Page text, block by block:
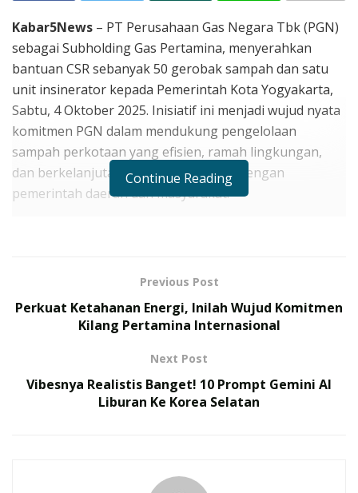
Kabar5News – PT Perusahaan Gas Negara Tbk (PGN)
sebagai Subholding Gas Pertamina, menyerahkan
bantuan CSR sebanyak 50 gerobak sampah dan satu
unit insinerator kepada Pemerintah Kota Yogyakarta,
Sabtu, 4 Oktober 2025. Inisiatif ini menjadi wujud nyata
komitmen PGN dalam mendukung pengelolaan
sampah perkotaan yang efisien, ramah lingkungan,
dan berkelanjutan melalui kolaborasi dengan
pemerintah daerah dan masyarakat.
mempercepat upaya pemerintah memperbaiki tata
kelola sampah, khususnya di tingkat warga.
175 Prajurit TNI Rampungkan Misi Perdamaian PBB di
Kongo, Terima Satyalancana Santi Dharma
Continue Reading
Previous Post
Perkuat Ketahanan Energi, Inilah Wujud Komitmen
Kilang Pertamina Internasional
Next Post
Vibesnya Realistis Banget! 10 Prompt Gemini AI
Liburan Ke Korea Selatan